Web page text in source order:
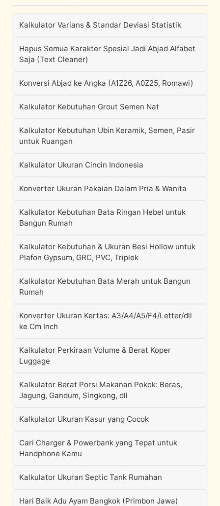
Kalkulator Varians & Standar Deviasi Statistik
Hapus Semua Karakter Spesial Jadi Abjad Alfabet
Saja (Text Cleaner)
Konversi Abjad ke Angka (A1Z26, A0Z25, Romawi)
Kalkulator Kebutuhan Grout Semen Nat
Kalkulator Kebutuhan Ubin Keramik, Semen, Pasir
untuk Ruangan
Kalkulator Ukuran Cincin Indonesia
Konverter Ukuran Pakaian Dalam Pria & Wanita
Kalkulator Kebutuhan Bata Ringan Hebel untuk
Bangun Rumah
Kalkulator Kebutuhan & Ukuran Besi Hollow untuk
Plafon Gypsum, GRC, PVC, Triplek
Kalkulator Kebutuhan Bata Merah untuk Bangun
Rumah
Konverter Ukuran Kertas: A3/A4/A5/F4/Letter/dll
ke Cm Inch
Kalkulator Perkiraan Volume & Berat Koper
Luggage
Kalkulator Berat Porsi Makanan Pokok: Beras,
Jagung, Gandum, Singkong, dll
Kalkulator Ukuran Kasur yang Cocok
Cari Charger & Powerbank yang Tepat untuk
Handphone Kamu
Kalkulator Ukuran Septic Tank Rumahan
Hari Baik Adu Ayam Bangkok (Primbon Jawa)